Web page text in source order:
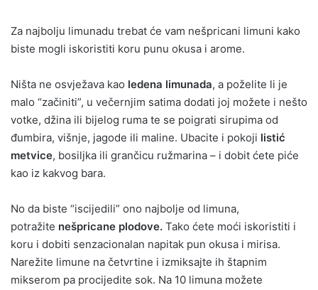
Za najbolju limunadu trebat će vam nešpricani limuni kako
biste mogli iskoristiti koru punu okusa i arome.
Ništa ne osvježava kao ledena limunada, a poželite li je
malo “začiniti”, u večernjim satima dodati joj možete i nešto
votke, džina ili bijelog ruma te se poigrati sirupima od
đumbira, višnje, jagode ili maline. Ubacite i pokoji listić
metvice, bosiljka ili grančicu ružmarina – i dobit ćete piće
kao iz kakvog bara.
No da biste “iscijedili” ono najbolje od limuna,
potražite nešpricane plodove. Tako ćete moći iskoristiti i
koru i dobiti senzacionalan napitak pun okusa i mirisa.
Narežite limune na četvrtine i izmiksajte ih štapnim
mikserom pa procijedite sok. Na 10 limuna možete